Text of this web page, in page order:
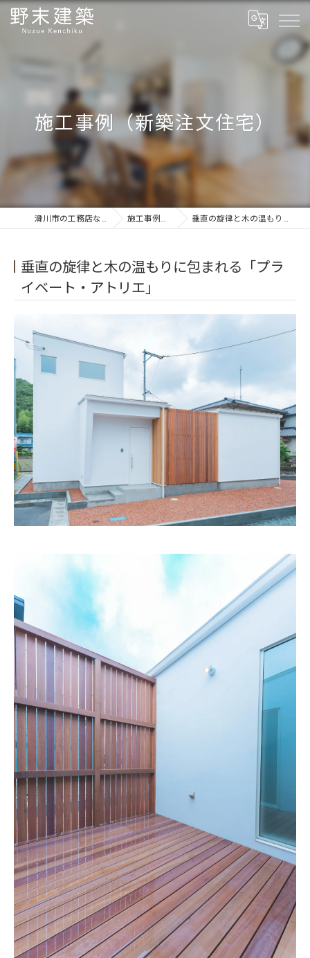
施工事例（新築注文住宅）
滑川市の工務店ならフルオーダーの野末建築 施工事例（新築注文住宅） 垂直の旋律と木の温もりに包まれる「プライベート・アトリエ」
垂直の旋律と木の温もりに包まれる「プラ
イベート・アトリエ」